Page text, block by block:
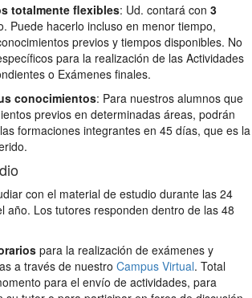
totalmente flexibles: Ud. contará con 3
Puede hacerlo incluso en menor tiempo,
previos y tiempos disponibles. No
para la realización de las Actividades
o Exámenes finales.
conocimientos: Para nuestros alumnos que
previos en determinadas áreas, podrán
formaciones integrantes en 45 días, que es la
con el material de estudio durante las 24
año. Los tutores responden dentro de las 48
para la realización de exámenes y
a través de nuestro Campus Virtual. Total
para el envío de actividades, para